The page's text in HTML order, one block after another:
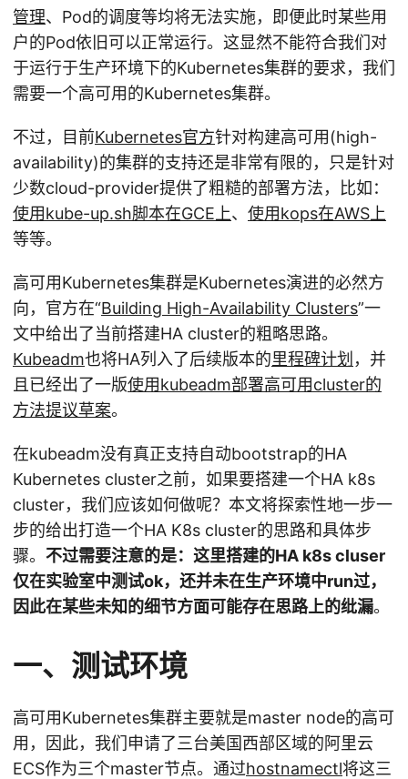
管理、Pod的调度等均将无法实施，即便此时某些用
户的Pod依旧可以正常运行。这显然不能符合我们对
于运行于生产环境下的Kubernetes集群的要求，我们
需要一个高可用的Kubernetes集群。
不过，目前Kubernetes官方针对构建高可用(high-
availability)的集群的支持还是非常有限的，只是针对
少数cloud-provider提供了粗糙的部署方法，比如：
使用kube-up.sh脚本在GCE上、 使用kops在AWS上
等等。
高可用Kubernetes集群是Kubernetes演进的必然方
向，官方在“Building High-Availability Clusters”一
文中给出了当前搭建HA cluster的粗略思路。
Kubeadm也将HA列入了后续版本的里程碑计划 ，并
且已经出了一版使用kubeadm部署高可用cluster的
方法提议草案。
在kubeadm没有真正支持自动bootstrap的HA
Kubernetes cluster之前，如果要搭建一个HA k8s
cluster，我们应该如何做呢？本文将探索性地一步一
步的给出打造一个HA K8s cluster的思路和具体步
骤。 不过需要注意的是：这里搭建的HA k8s cluser
仅在实验室中测试ok，还并未在生产环境中run过，
因此在某些未知的细节方面可能存在思路上的纰漏。
一、测试环境
高可用Kubernetes集群主要就是master node的高可
用，因此，我们申请了三台美国西部区域的阿里云
ECS作为三个master节点。通过hostnamectl将这三